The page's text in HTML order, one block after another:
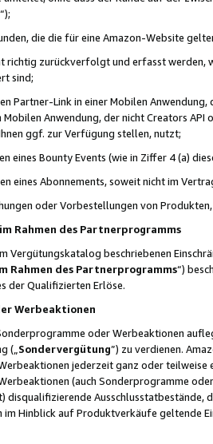
“);
die die für eine Amazon-Website
richtig zurückverfolgt und erfasst werden,
sind;
Partner-Link in einer Mobilen
Mobilen Anwendung, der nicht Creators
ggf. zur Verfügung stellen, nutzt;
eines Bounty Events (wie in Ziffer 4 (a)
eines Abonnements, soweit nicht im
oder Vorbestellungen von
Rahmen des Partnerprogramms
Vergütungskatalog beschriebenen
Rahmen des Partnerprogramms“)
der Qualifizierten Erlöse.
Werbeaktionen
oder Werbeaktionen
(„ Sondervergütung”) zu verdienen.
jederzeit ganz oder
(auch Sonderprogramme
Ausschlusstatbestände,
Hinblick auf Produktverkäufe geltende